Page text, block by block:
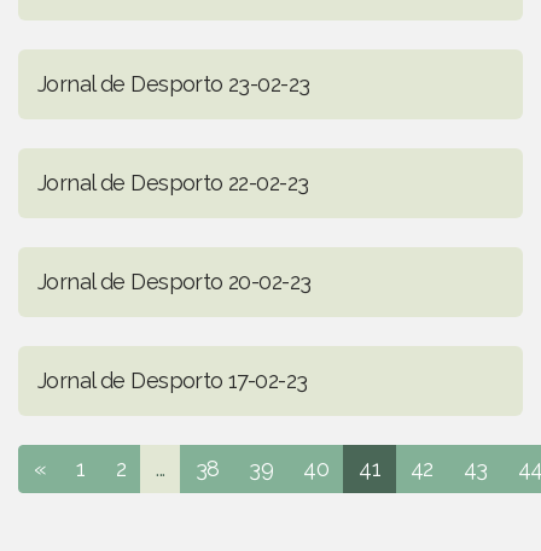
Jornal de Desporto 23-02-23
Jornal de Desporto 22-02-23
Jornal de Desporto 20-02-23
Jornal de Desporto 17-02-23
« 1 2 ... 38 39 40 41 42 43